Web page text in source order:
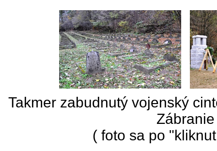
Takmer zabudnutý vojenský
Zábranie
( foto sa po